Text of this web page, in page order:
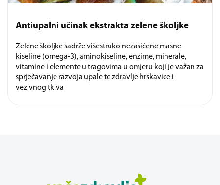
Antiupalni učinak ekstrakta zelene školjke
Zelene školjke sadrže višestruko nezasićene masne
kiseline (omega-3), aminokiseline, enzime, minerale,
vitamine i elemente u tragovima u omjeru koji je važan za
sprječavanje razvoja upale te zdravlje hrskavice i
vezivnog tkiva